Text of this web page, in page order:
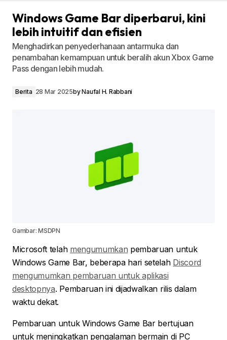
Windows Game Bar diperbarui, kini
lebih intuitif dan efisien
Menghadirkan penyederhanaan antarmuka dan
penambahan kemampuan untuk beralih akun Xbox Game
Pass dengan lebih mudah.
Berita 28 Mar 2025byNaufal H. Rabbani
Gambar: MSDPN
Microsoft telah mengumumkan pembaruan untuk
Windows Game Bar, beberapa hari setelah Discord
mengumumkan pembaruan untuk aplikasi
desktopnya. Pembaruan ini dijadwalkan rilis dalam
waktu dekat.
Pembaruan untuk Windows Game Bar bertujuan
untuk meningkatkan pengalaman bermain di PC